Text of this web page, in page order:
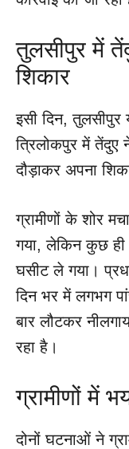
तुलसीपुर में
शिकार
इसी दिन, तुलसीपुर
त्रिलोकपुर में तेंदुए
दौड़ाकर अपना
ग्रामीणों के शोर
गया, लेकिन कुछ
घसीट ले गया।
दिन भर में लगभग
बार लौटकर
रहा है।
ग्रामीणों में
दोनों घटनाओं ने